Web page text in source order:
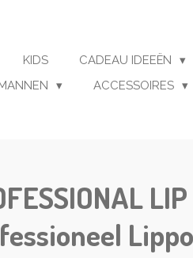
KIDS CADEAU IDEEËN
ACCESSOIRES